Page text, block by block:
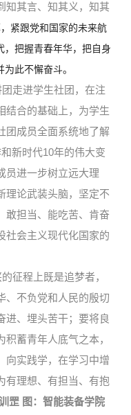
知其言、知其义，知其
紧跟党和国家的未来航
，把握青春年华，把自身
此不懈奋斗。
团走进学生社团，在注
结合的基础上，为学生
团成员全面系统地了解
新时代10年的伟大变
员进一步树立远大理
理论武装头脑，坚定不
敢担当、能吃苦、肯奋
社会主义现代化国家的
征程上既是追梦者，
、不负党和人民的殷切
进、埋头苦干；要将良
蓄青年人底气之本，
向实践学，在学习中增
有理想、有担当、有抱
罡 图：智能装备学院